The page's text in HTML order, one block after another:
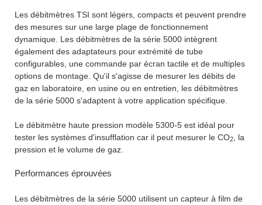
Les débitmètres TSI sont légers, compacts et peuvent prendre
des mesures sur une large plage de fonctionnement
dynamique. Les débitmètres de la série 5000 intègrent
également des adaptateurs pour extrémité de tube
configurables, une commande par écran tactile et de multiples
options de montage. Qu'il s'agisse de mesurer les débits de
gaz en laboratoire, en usine ou en entretien, les débitmètres
de la série 5000 s'adaptent à votre application spécifique.
Le débitmètre haute pression modèle 5300-5 est idéal pour
tester les systèmes d'insufflation car il peut mesurer le CO2
, la
pression et le volume de gaz.
Performances éprouvées
Les débitmètres de la série 5000 utilisent un capteur à film de